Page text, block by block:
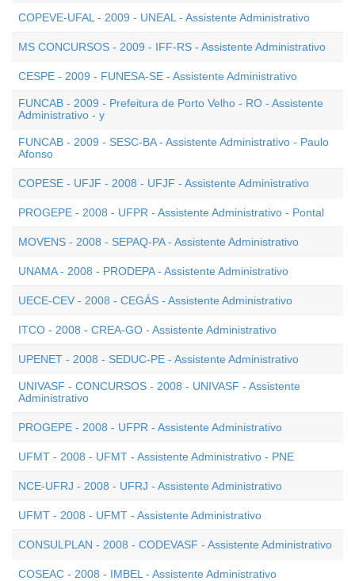
COPEVE-UFAL - 2009 - UNEAL - Assistente Administrativo
MS CONCURSOS - 2009 - IFF-RS - Assistente Administrativo
CESPE - 2009 - FUNESA-SE - Assistente Administrativo
FUNCAB - 2009 - Prefeitura de Porto Velho - RO - Assistente
Administrativo - y
FUNCAB - 2009 - SESC-BA - Assistente Administrativo - Paulo
Afonso
COPESE - UFJF - 2008 - UFJF - Assistente Administrativo
PROGEPE - 2008 - UFPR - Assistente Administrativo - Pontal
MOVENS - 2008 - SEPAQ-PA - Assistente Administrativo
UNAMA - 2008 - PRODEPA - Assistente Administrativo
UECE-CEV - 2008 - CEGÁS - Assistente Administrativo
ITCO - 2008 - CREA-GO - Assistente Administrativo
UPENET - 2008 - SEDUC-PE - Assistente Administrativo
UNIVASF - CONCURSOS - 2008 - UNIVASF - Assistente
Administrativo
PROGEPE - 2008 - UFPR - Assistente Administrativo
UFMT - 2008 - UFMT - Assistente Administrativo - PNE
NCE-UFRJ - 2008 - UFRJ - Assistente Administrativo
UFMT - 2008 - UFMT - Assistente Administrativo
CONSULPLAN - 2008 - CODEVASF - Assistente Administrativo
COSEAC - 2008 - IMBEL - Assistente Administrativo